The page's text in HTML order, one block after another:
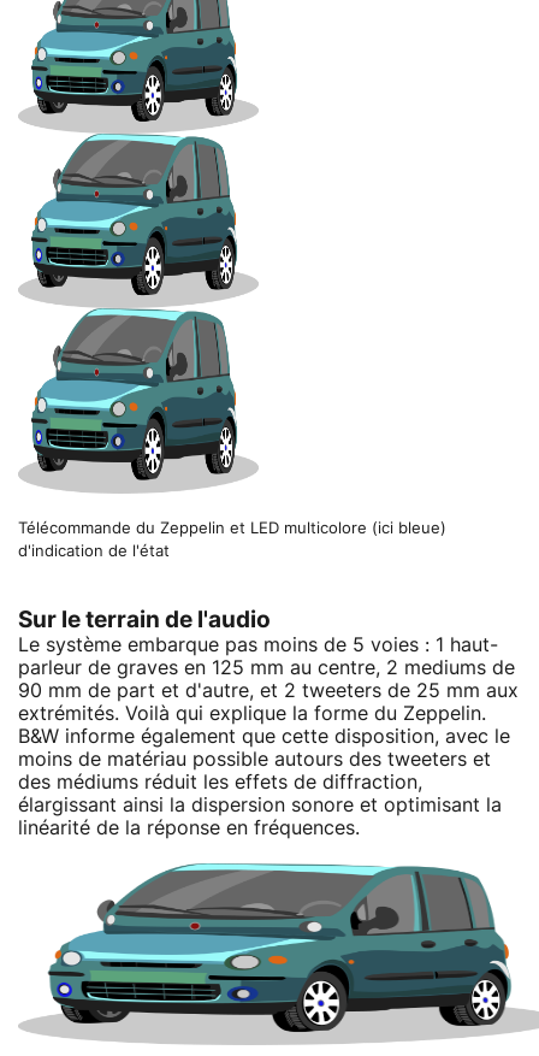
Télécommande du Zeppelin et LED multicolore (ici bleue)
d'indication de l'état
Sur le terrain de l'audio
Le système embarque pas moins de 5 voies : 1 haut-
parleur de graves en 125 mm au centre, 2 mediums de
90 mm de part et d'autre, et 2 tweeters de 25 mm aux
extrémités. Voilà qui explique la forme du Zeppelin.
B&W informe également que cette disposition, avec le
moins de matériau possible autours des tweeters et
des médiums réduit les effets de diffraction,
élargissant ainsi la dispersion sonore et optimisant la
linéarité de la réponse en fréquences.